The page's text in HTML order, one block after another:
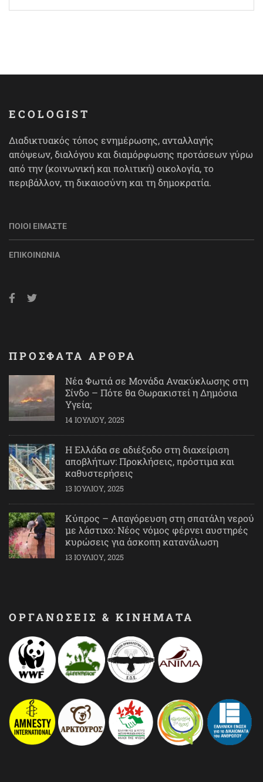
για:
ECOLOGIST
Διαδικτυακός τόπος ενημέρωσης, ανταλλαγής
απόψεων, διαλόγου και διαμόρφωσης προτάσεων γύρω
από την (κοινωνική και πολιτική) οικολογία, το
περιβάλλον, τη δικαιοσύνη και τη δημοκρατία.
ΠΟΙΟΙ ΕΊΜΑΣΤΕ
ΕΠΙΚΟΙΝΩΝΊΑ
ΠΡΟΣΦΑΤΑ ΑΡΘΡΑ
Νέα Φωτιά σε Μονάδα Ανακύκλωσης στη
Σίνδο – Πότε θα Θωρακιστεί η Δημόσια
Υγεία;
14 ΙΟΥΛΊΟΥ, 2025
Η Ελλάδα σε αδιέξοδο στη διαχείριση
αποβλήτων: Προκλήσεις, πρόστιμα και
καθυστερήσεις
13 ΙΟΥΛΊΟΥ, 2025
Κύπρος – Απαγόρευση στη σπατάλη νερού
με λάστιχο: Νέος νόμος φέρνει αυστηρές
κυρώσεις για άσκοπη κατανάλωση
13 ΙΟΥΛΊΟΥ, 2025
ΟΡΓΑΝΩΣΕΙΣ & ΚΙΝΗΜΑΤΑ